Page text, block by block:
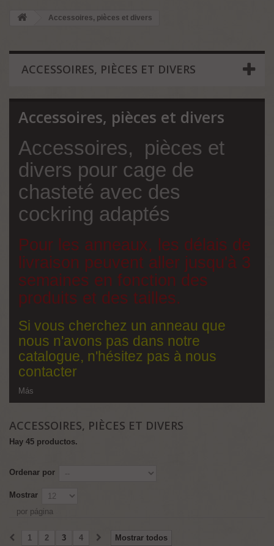
Accessoires, pièces et divers
ACCESSOIRES, PIÈCES ET DIVERS
Accessoires, pièces et divers
Accessoires, pièces et
divers pour cage de
chasteté avec des
cockring adaptés
Pour les anneaux, les délais de
livraison peuvent aller jusqu'à 3
semaines en fonction des
produits et des tailles.
Si vous cherchez un anneau que
nous n'avons pas dans notre
catalogue, n'hésitez pas à nous
contacter
Más
ACCESSOIRES, PIÈCES ET DIVERS
Hay 45 productos.
Ordenar por
Mostrar
por página
Mostrar todos
1 2 3 4